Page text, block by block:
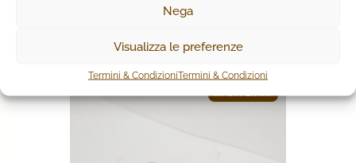
Nega
Visualizza le preferenze
Termini & CondizioniTermini & Condizioni
PRODOTTI CORRELATI